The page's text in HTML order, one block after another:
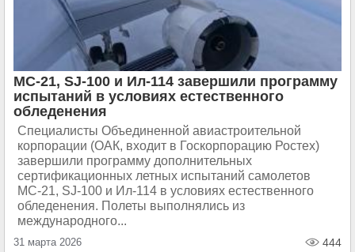
МС-21, SJ-100 и Ил-114 завершили программу
испытаний в условиях естественного
обледенения
Специалисты Объединенной авиастроительной
корпорации (ОАК, входит в Госкорпорацию Ростех)
завершили программу дополнительных
сертификационных летных испытаний самолетов
МС-21, SJ-100 и Ил-114 в условиях естественного
обледенения. Полеты выполнялись из
международного...
31 марта 2026 444